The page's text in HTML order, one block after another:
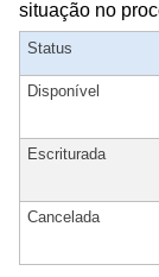
situação no
Status
Disponível
Escriturada
Cancelada